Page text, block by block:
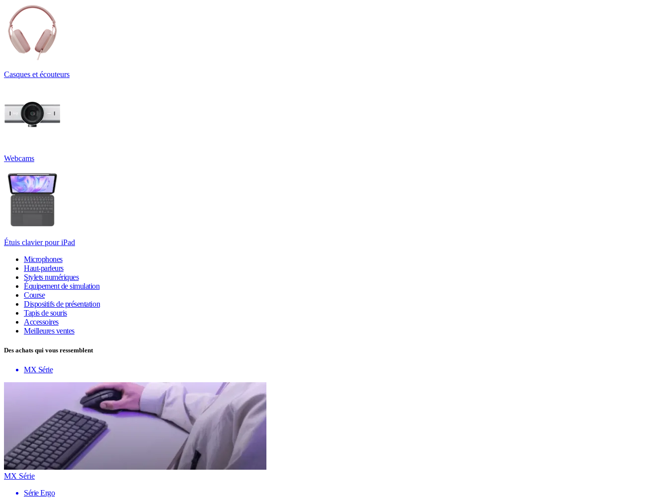
Casques et écouteurs
Webcams
Étuis clavier pour iPad
Microphones
Haut-parleurs
Stylets numériques
Équipement de simulation
Course
Dispositifs de présentation
Tapis de souris
Accessoires
Meilleures ventes
Des achats qui vous ressemblent
MX Série
MX Série
Série Ergo